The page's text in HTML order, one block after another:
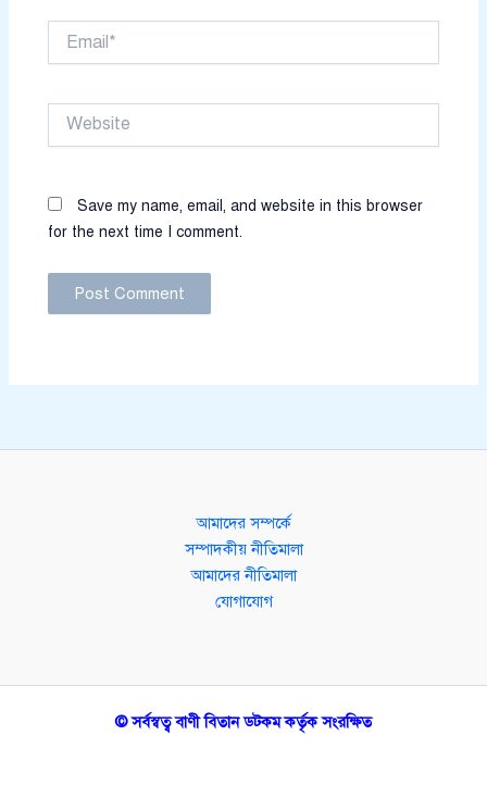
Website
Save my name, email, and website in this browser
for the next time I comment.
আমাদের সম্পর্কে
সম্পাদকীয় নীতিমালা
আমাদের নীতিমালা
যোগাযোগ
© সর্বস্বত্ব বাণী বিতান ডটকম কর্তৃক সংরক্ষিত